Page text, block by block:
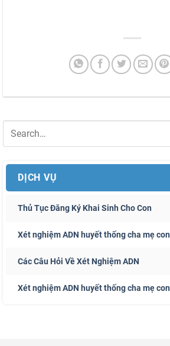
DỊCH VỤ
Thủ Tục Đăng Ký Khai Sinh Cho Con
Xét nghiệm ADN huyết thống cha mẹ con
Các Câu Hỏi Về Xét Nghiệm ADN
Xét nghiệm ADN huyết thống cha mẹ con